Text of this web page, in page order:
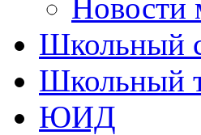
Новости
Школьный
Школьный
ЮИД